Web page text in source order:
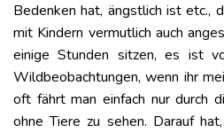
Bedenken hat, ängstlich ist etc.,
mit Kindern vermutlich auch
einige Stunden sitzen, es ist
Wildbeobachtungen, wenn ihr
oft fährt man einfach nur durch
ohne Tiere zu sehen. Darauf